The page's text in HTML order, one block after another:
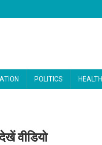
POLITICS HEALTH
वीडियो